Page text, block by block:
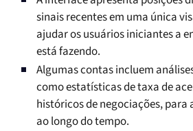
sinais recentes em uma única
ajudar os usuários iniciantes a
está fazendo.
Algumas contas incluem
como estatísticas de taxa de
históricos de negociações, para
ao longo do tempo.